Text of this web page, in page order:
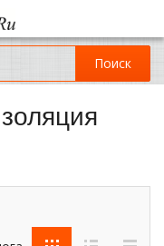
Поля 2 (магазин
8-(967)-300-69-11
Поиск